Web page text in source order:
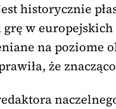
historycznie
w europejskich
na poziome
że